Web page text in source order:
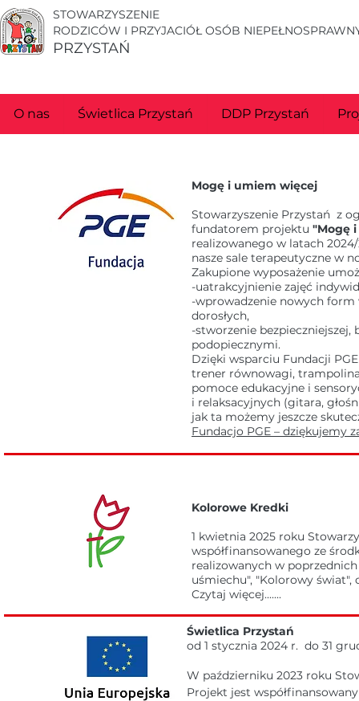
STOWARZYSZENIE
RODZICÓW I PRZYJACIÓŁ OSÓB
PRZYSTAŃ
WYBRANE PROJEKTY
Mogę i umiem więcej
Stowarzyszenie Przystań z
fundatorem projektu "Mogę
realizowanego w latach 2024/
nasze sale terapeutyczne w
Zakupione wyposażenie
-uatrakcyjnienie zajęć
-wprowadzenie nowych form
dorosłych,
-stworzenie
podopiecznymi.
Dzięki wsparciu Fundacji
trener równowagi,
pomoce edukacyjne i
i relaksacyjnych (gitara,
jak ta możemy jeszcze
Fundacjo PGE – dziękujemy
Kolorowe Kredki
1 kwietnia 2025 roku
współfinansowanego ze
realizowanych w
uśmiechu", "Kolorowy świat",
Czytaj więcej.......
Świetlica Przystań
od 1 stycznia 2024 r. do 31
W październiku 2023 roku
Projekt jest
O nas Świetlica Przystań DDP Przystań